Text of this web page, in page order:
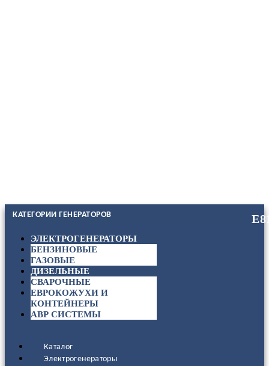
КАТЕГОРИИ ГЕНЕРАТОРОВ
ЭЛЕКТРОГЕНЕРАТОРЫ
БЕНЗИНОВЫЕ
ГАЗОВЫЕ
ДИЗЕЛЬНЫЕ
СВАРОЧНЫЕ
ЕВРОКОЖУХИ И
КОНТЕЙНЕРЫ
АВР СИСТЕМЫ
Каталог
Электрогенераторы